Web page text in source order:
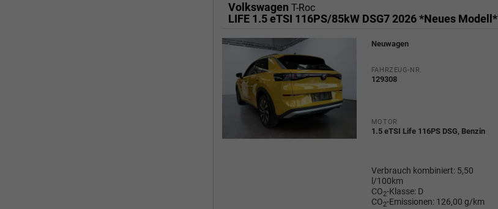
Volkswagen T-Roc
LIFE 1.5 eTSI 116PS/85kW DSG7 2026 *Neues Modell*
Neuwagen
FAHRZEUG-NR.
129308
MOTOR
1.5 eTSI Life 116PS DSG, Benzin
Verbrauch kombiniert: 5,50
l/100km
CO2-Klasse: D
CO2-Emissionen: 126,00 g/km